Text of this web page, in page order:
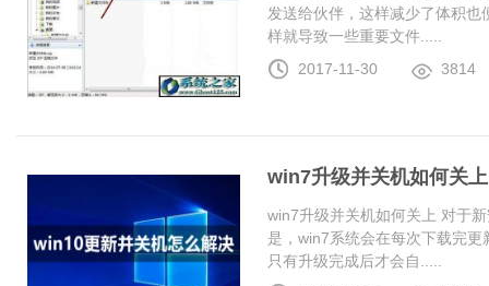
发送给伙伴，这样减少了体积
样就导致一些重要文件.....
2017-11-30
3814
win7升级并关机如何关上
win7升级并关机如何关上 对于
是，win7系统会在每次下载完
只有升级完成后才会自.....